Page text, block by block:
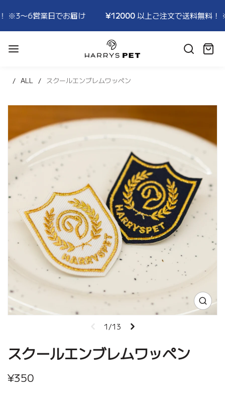
〜6営業日でお届け ¥12000以上ご注文で送料無料！
HARRYSPET
カ
ALL スクールエンブレムワッペン
1/13
スクールエンブレムワッペン
¥350